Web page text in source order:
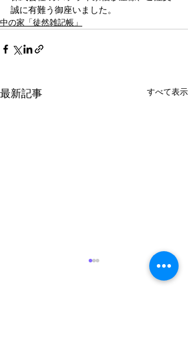
誠に有難う御座いました。
中の家「徒然雑記帳」
最新記事 すべて表示